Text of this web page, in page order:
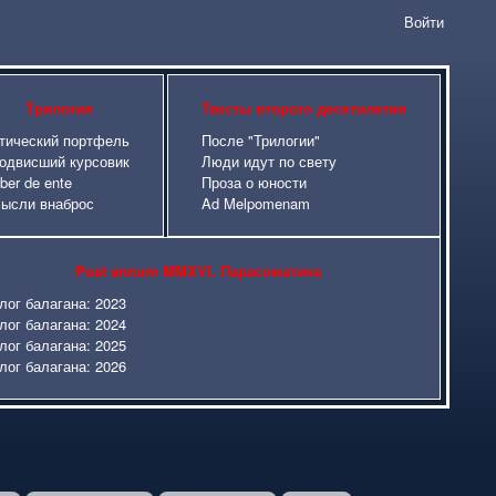
Войти
Трилогия
портфель
курсовик
de ente
внаброс
Тексты второго десятилетия
После "Трилогии"
Люди идут по свету
Проза о юности
Ad Melpomenam
Post annum MMXVI. Парасоматика
балагана: 2023
балагана: 2024
балагана: 2025
балагана: 2026